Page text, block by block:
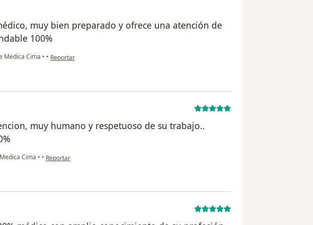
muy bien preparado y ofrece una atención de
100%
Medica Cima • • en opinión del usuario anónimo
Reportar
muy humano y respetuoso de su trabajo..
Cima • • en opinión del usuario anónimo
Reportar